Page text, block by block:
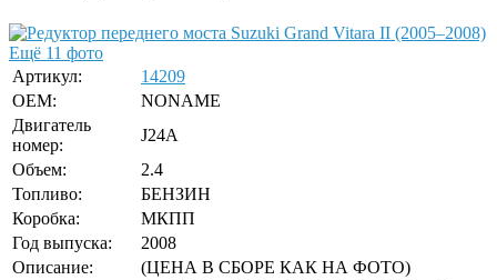
Ещё 11 фото
Артикул:
14209
OEM:
NONAME
Двигатель
номер:
J24A
Объем:
2.4
Топливо:
БЕНЗИН
Коробка:
МКПП
Год выпуска:
2008
Описание:
(ЦЕНА В СБОРЕ КАК НА ФОТО)